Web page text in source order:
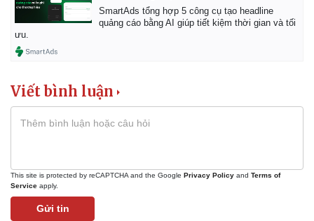
SmartAds tổng hợp 5 công cụ tạo headline
quảng cáo bằng AI giúp tiết kiệm thời gian và tối
ưu.
Viết bình luận
This site is protected by reCAPTCHA and the Google Privacy Policy and Terms of
Service apply.
Gửi tin